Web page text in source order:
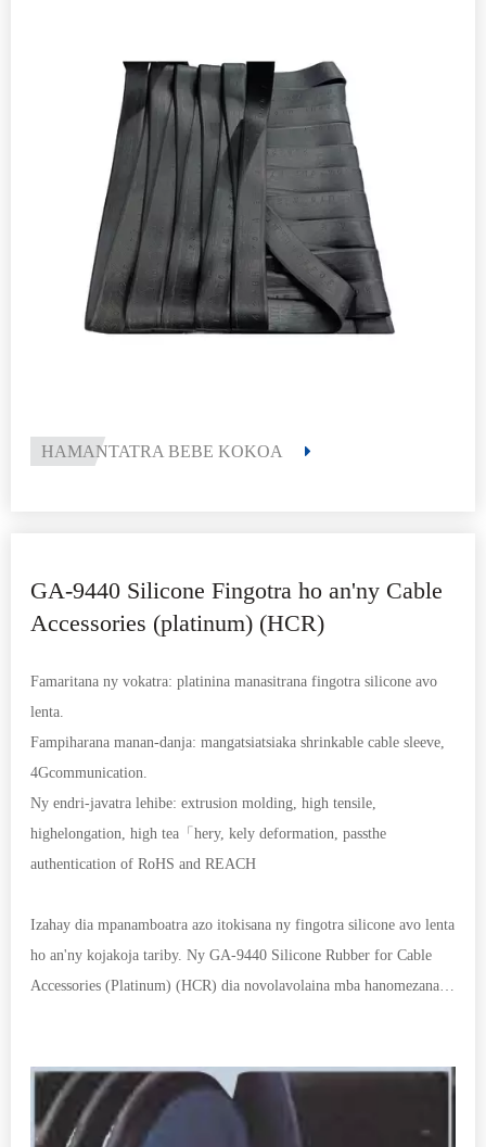
miaraka amin'ny fanoherana simika ambony. Namboarina ho an'ny
fizotry ny famolavolana tsindrona, ity fingotra vita amin'ny nitrile
butadiene (HNBR) avoakan'ny hydrogenated nitrile butadiene
(HNBR) ity dia manome faharetana tsy manam-paharoa amin'ny toe-
javatra faran'izay mafy, ao anatin'izany ny fandavahana fanerena avo
lenta, ny fiasan'ny downhole ary ny fitaovana petrochemical.
HAMANTATRA BEBE KOKOA
GA-9440 Silicone Fingotra ho an'ny Cable
Accessories (platinum) (HCR)
Famaritana ny vokatra: platinina manasitrana fingotra silicone avo
lenta.
Fampiharana manan-danja: mangatsiatsiaka shrinkable cable sleeve,
4Gcommunication.
Ny endri-javatra lehibe: extrusion molding, high tensile,
highelongation, high tea「hery, kely deformation, passthe
authentication of RoHS and REACH
Izahay dia mpanamboatra azo itokisana ny fingotra silicone avo lenta
ho an'ny kojakoja tariby. Ny GA-9440 Silicone Rubber for Cable
Accessories (Platinum) (HCR) dia novolavolaina mba hanomezana
vokatra vita amin'ny fingotra silicone avo lenta izay mahafeno ny
fepetra henjana amin'ny indostrian'ny tariby, manolotra habe sy
fepetra isan-karazany.